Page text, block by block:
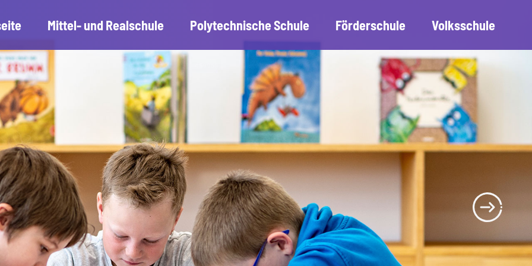
Mittel- und Realschule Polytechnische Schule Förderschule Volksschule